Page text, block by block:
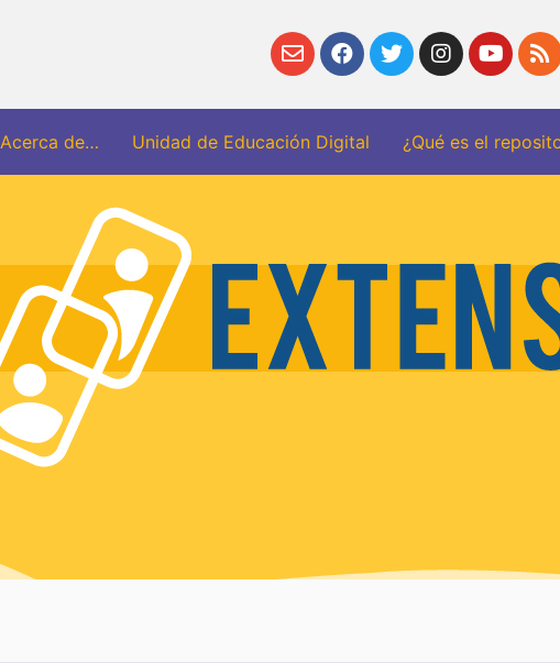
Acerca de… Unidad de Educación Digital ¿Qué es el